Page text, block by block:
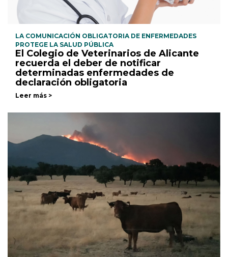
LA COMUNICACIÓN OBLIGATORIA DE ENFERMEDADES
PROTEGE LA SALUD PÚBLICA
El Colegio de Veterinarios de Alicante
recuerda el deber de notificar
determinadas enfermedades de
declaración obligatoria
Leer más >